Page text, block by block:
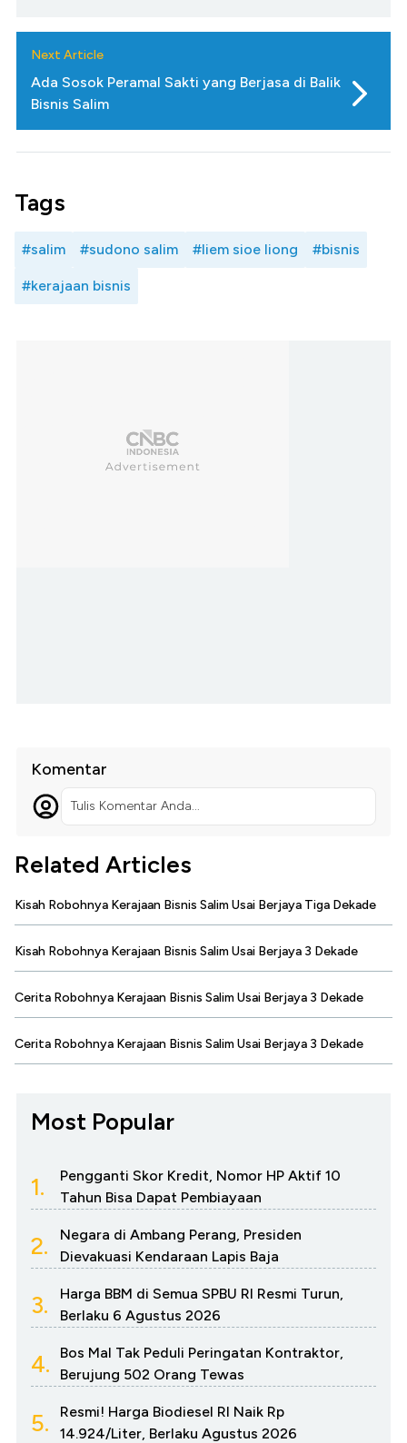
Next Article
Ada Sosok Peramal Sakti yang Berjasa di Balik
Bisnis Salim
Tags
#salim #sudono salim #liem sioe liong #bisnis
#kerajaan bisnis
Komentar
Tulis Komentar Anda...
Related Articles
Kisah Robohnya Kerajaan Bisnis Salim Usai Berjaya Tiga Dekade
Kisah Robohnya Kerajaan Bisnis Salim Usai Berjaya 3 Dekade
Cerita Robohnya Kerajaan Bisnis Salim Usai Berjaya 3 Dekade
Cerita Robohnya Kerajaan Bisnis Salim Usai Berjaya 3 Dekade
Most Popular
1.
Pengganti Skor Kredit, Nomor HP Aktif 10
Tahun Bisa Dapat Pembiayaan
2.
Negara di Ambang Perang, Presiden
Dievakuasi Kendaraan Lapis Baja
3.
Harga BBM di Semua SPBU RI Resmi Turun,
Berlaku 6 Agustus 2026
4.
Bos Mal Tak Peduli Peringatan Kontraktor,
Berujung 502 Orang Tewas
5.
Resmi! Harga Biodiesel RI Naik Rp
14.924/Liter, Berlaku Agustus 2026